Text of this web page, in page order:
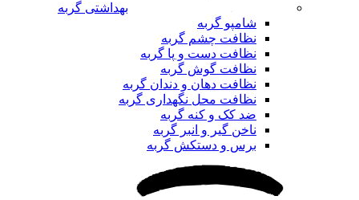
بهداشتی گربه
شامپو گربه
نظافت چشم گربه
نظافت دست و پا گربه
نظافت گوش گربه
نظافت دهان و دندان گربه
نظافت محل نگهداری گربه
ضد کک و کنه گربه
ناخن گیر و انبر گربه
برس و دستکش گربه